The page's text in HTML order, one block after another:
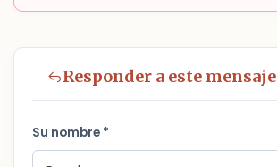
Responder a este mensaje
Su nombre *